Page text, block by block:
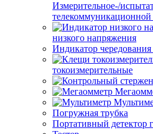
Измерительное-/
телекоммуникационной
низкого напряжения
Индикатор чередования
токоизмерительные
Погружная трубка
Портативный детектор